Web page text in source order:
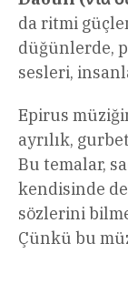
da ritmi
düğünlerde,
sesleri,
Epirus
ayrılık,
Bu temalar,
kendisinde
sözlerini
Çünkü bu